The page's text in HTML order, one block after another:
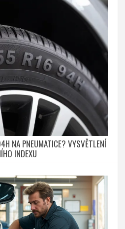
NA PNEUMATICE? VYSVĚTLENÍ
INDEXU